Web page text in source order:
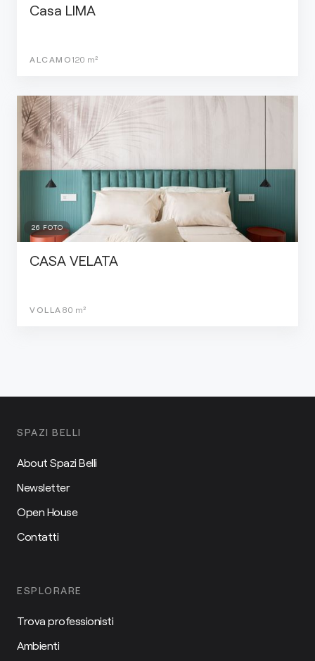
Casa LIMA
ALCAMO120 m²
26 FOTO
CASA VELATA
VOLLA 80 m²
SPAZI BELLI
About Spazi Belli
Newsletter
Open House
Contatti
ESPLORARE
Trova professionisti
Ambienti